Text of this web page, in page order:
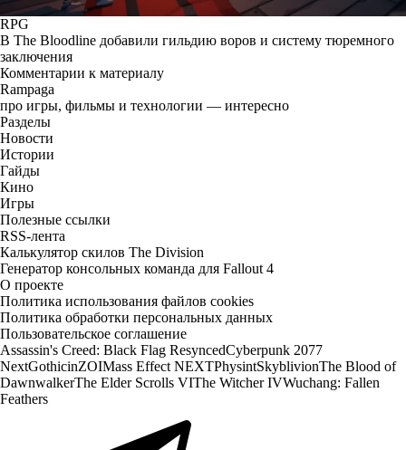
RPG
В The Bloodline добавили гильдию воров и систему тюремного
заключения
Комментарии к материалу
Rampaga
про игры, фильмы и технологии — интересно
Разделы
Новости
Истории
Гайды
Кино
Игры
Полезные ссылки
RSS-лента
Калькулятор скилов The Division
Генератор консольных команда для Fallout 4
О проекте
Политика использования файлов cookies
Политика обработки персональных данных
Пользовательское соглашение
Assassin's Creed: Black Flag ResyncedCyberpunk 2077
NextGothicinZOIMass Effect NEXTPhysintSkyblivionThe Blood of
DawnwalkerThe Elder Scrolls VIThe Witcher IVWuchang: Fallen
Feathers